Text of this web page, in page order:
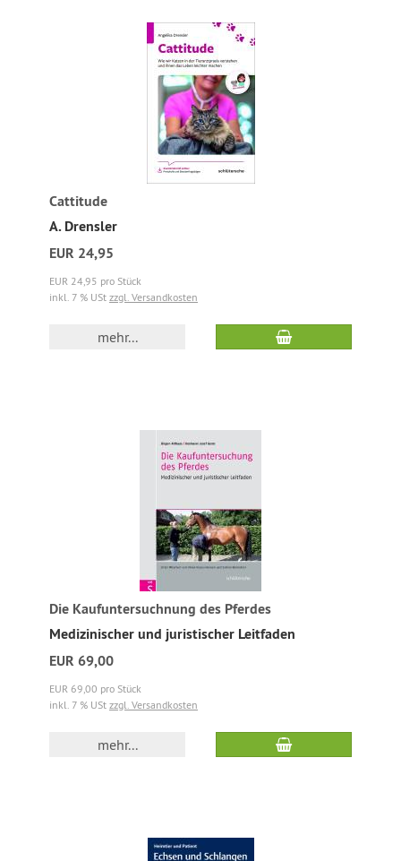
Cattitude
A. Drensler
EUR 24,95
EUR 24,95 pro Stück
inkl. 7 % USt zzgl. Versandkosten
mehr...
Die Kaufuntersuchnung des Pferdes
Medizinischer und juristischer Leitfaden
EUR 69,00
EUR 69,00 pro Stück
inkl. 7 % USt zzgl. Versandkosten
mehr...